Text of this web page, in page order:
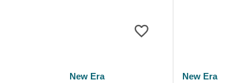
New Era
New Era